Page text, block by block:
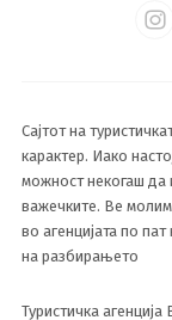
Сајтот на
карактер. Иако
можност некогаш
важечките. Ве
во агенцијата по
на разбирањето
Туристичка